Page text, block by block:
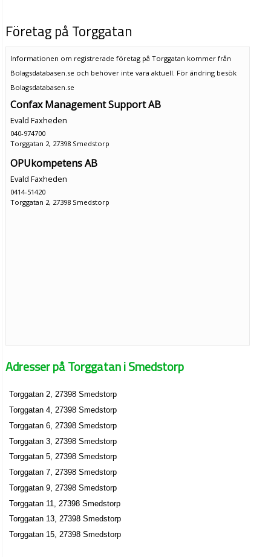
Företag på Torggatan
Informationen om registrerade företag på Torggatan kommer från
Bolagsdatabasen.se och behöver inte vara aktuell. För ändring besök
Bolagsdatabasen.se
Confax Management Support AB
Evald Faxheden
040-974700
Torggatan 2, 27398 Smedstorp
OPUkompetens AB
Evald Faxheden
0414-51420
Torggatan 2, 27398 Smedstorp
Adresser på Torggatan i Smedstorp
Torggatan 2, 27398 Smedstorp
Torggatan 4, 27398 Smedstorp
Torggatan 6, 27398 Smedstorp
Torggatan 3, 27398 Smedstorp
Torggatan 5, 27398 Smedstorp
Torggatan 7, 27398 Smedstorp
Torggatan 9, 27398 Smedstorp
Torggatan 11, 27398 Smedstorp
Torggatan 13, 27398 Smedstorp
Torggatan 15, 27398 Smedstorp